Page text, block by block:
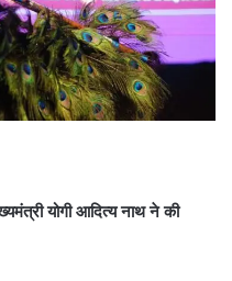
योगी आदित्य नाथ ने की